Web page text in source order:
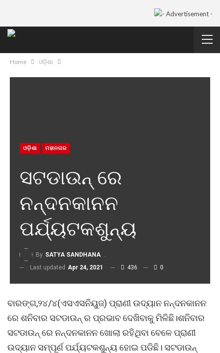
Home ଓଡ଼ିଶା
ଓଡ଼ିଶା ମହାନଗର
ସଟଡାଉନ୍ ରେ
ନନ୍ଦନକାନନ
ପର୍ଯ୍ୟଟକଶୁନ୍ୟ
By SATYA SANDHANA DESK
Last updated Apr 24, 2021 436 0
ବାରଙ୍ଗ,୨୪/୪(ଏସଏସନିୟୁଜ) ପ୍ରାଣୀ ଉଦ୍ୟାନ ନନ୍ଦନକାନନ
ରେ ଶନିବାର ସଟଡାଉନ୍ ର ପ୍ରଭାବ ଦେଖିବାକୁ ମିଳିଛି।ଶନିବାର
ସଟଡାଉନ୍ ରେ ନନ୍ଦନକାନନ ଖୋଲା ରହିଥିବା ବେଳେ ପ୍ରାଣୀ
ଉଦ୍ୟାନ ସମ୍ପୂର୍ଣ ପର୍ଯ୍ୟଟକଶୁନ୍ୟ ହୋଇ ପଡିଛି। ସଟଡାଉନ୍